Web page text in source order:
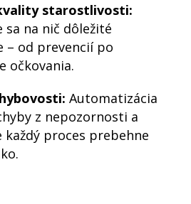
starostlivosti:
sa na nič dôležité
– od prevencií po
očkovania.
Automatizácia
z nepozornosti a
každý proces prebehne